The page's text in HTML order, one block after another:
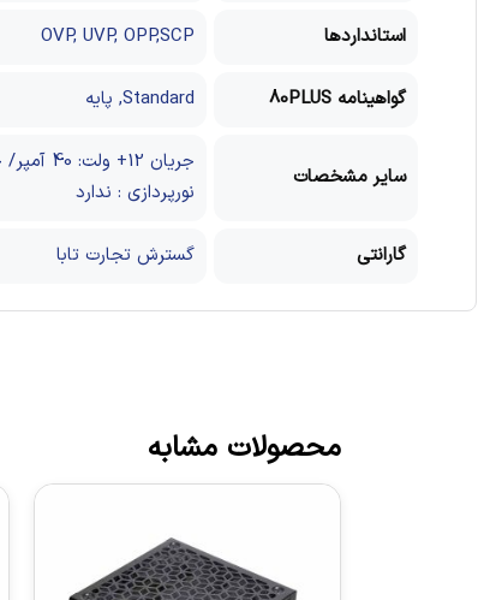
استانداردها OVP, UVP, OPP,SCP
گواهینامه 80PLUS Standard, پایه
سایر مشخصات
نورپردازی : ندارد
گارانتی گسترش تجارت تابا
محصولات مشابه